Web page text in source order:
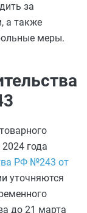
за
а также
меры.
года
РФ №243 от
уточняются
до 21 марта